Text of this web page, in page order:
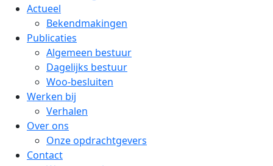
Actueel
Bekendmakingen
Publicaties
Algemeen bestuur
Dagelijks bestuur
Woo-besluiten
Werken bij
Verhalen
Over ons
Onze opdrachtgevers
Contact